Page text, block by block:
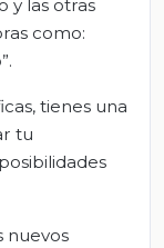
y las otras
como:
tienes una
tu
nuevos